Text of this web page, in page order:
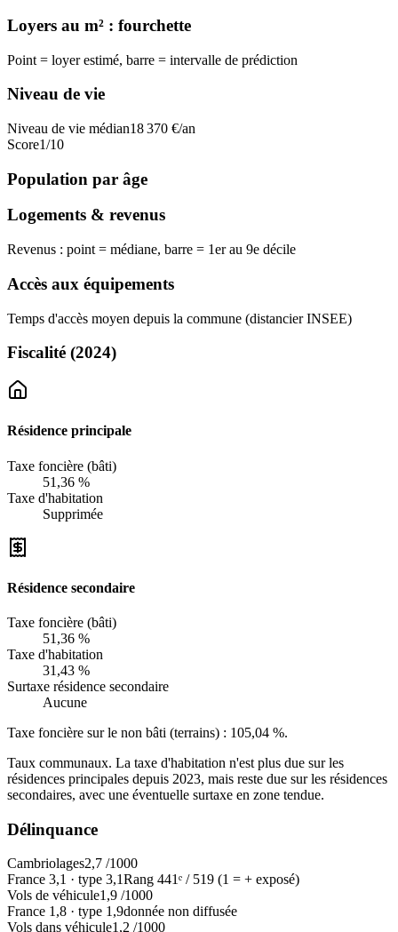
Loyers au m² : fourchette
Point = loyer estimé, barre = intervalle de prédiction
Niveau de vie
Niveau de vie médian18 370 €/an
Score1/10
Population par âge
Logements & revenus
Revenus : point = médiane, barre = 1er au 9e décile
Accès aux équipements
Temps d'accès moyen depuis la commune (distancier INSEE)
Fiscalité (2024)
Résidence principale
Taxe foncière (bâti)
51,36 %
Taxe d'habitation
Supprimée
Résidence secondaire
Taxe foncière (bâti)
51,36 %
Taxe d'habitation
31,43 %
Surtaxe résidence secondaire
Aucune
Taxe foncière sur le non bâti (terrains) : 105,04 %.
Taux communaux. La taxe d'habitation n'est plus due sur les
résidences principales depuis 2023, mais reste due sur les résidences
secondaires, avec une éventuelle surtaxe en zone tendue.
Délinquance
Cambriolages2,7 /1000
France 3,1 · type 3,1Rang 441ᵉ / 519 (1 = + exposé)
Vols de véhicule1,9 /1000
France 1,8 · type 1,9donnée non diffusée
Vols dans véhicule1,2 /1000